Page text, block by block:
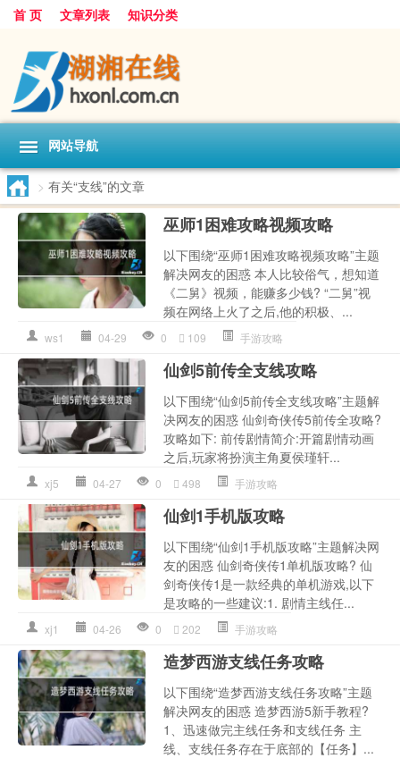
首 页 文章列表 知识分类
网站导航
> 有关“支线”的文章
巫师1困难攻略视频攻略
以下围绕“巫师1困难攻略视频攻略”主题
解决网友的困惑 本人比较俗气，想知道
《二舅》视频，能赚多少钱? “二舅”视
频在网络上火了之后,他的积极、...
ws1 04-29 0 109 手游攻略
仙剑5前传全支线攻略
以下围绕“仙剑5前传全支线攻略”主题解
决网友的困惑 仙剑奇侠传5前传全攻略?
攻略如下: 前传剧情简介:开篇剧情动画
之后,玩家将扮演主角夏侯瑾轩...
xj5 04-27 0 498 手游攻略
仙剑1手机版攻略
以下围绕“仙剑1手机版攻略”主题解决网
友的困惑 仙剑奇侠传1单机版攻略? 仙
剑奇侠传1是一款经典的单机游戏,以下
是攻略的一些建议:1. 剧情主线任...
xj1 04-26 0 202 手游攻略
造梦西游支线任务攻略
以下围绕“造梦西游支线任务攻略”主题
解决网友的困惑 造梦西游5新手教程?
1、迅速做完主线任务和支线任务 主
线、支线任务存在于底部的【任务】...